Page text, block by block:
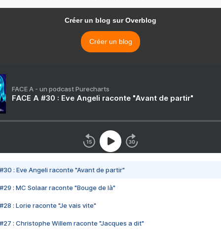
Créer un blog sur Overblog
Créer un blog
FACE A - un podcast Purecharts
FACE A #30 : Eve Angeli raconte "Avant de partir"
#30 : Eve Angeli raconte "Avant de partir"
#29 : MC Solaar raconte "Bouge de là"
#28 : Lorie raconte "Je vais vite"
#27 : Christophe Willem raconte "Jacques a dit"